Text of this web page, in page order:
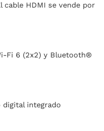
HDMI se vende por
Fi 6 (2x2) y Bluetooth®
integrado